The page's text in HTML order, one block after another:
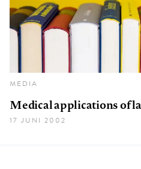
MEDIA
Medical applications of
17 JUNI 2002